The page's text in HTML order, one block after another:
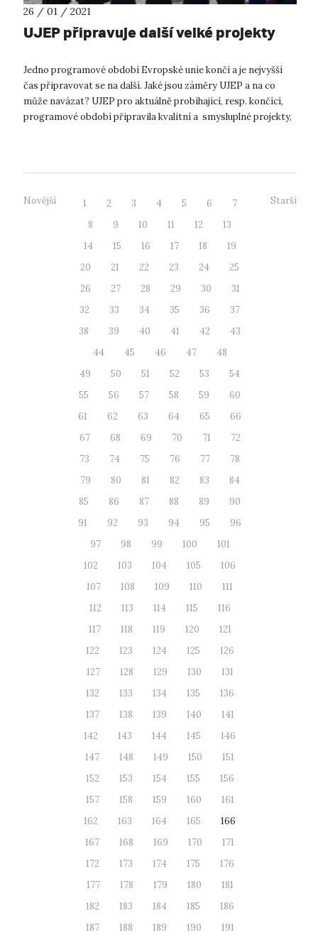
26 / 01 / 2021
UJEP připravuje další velké projekty
Jedno programové období Evropské unie končí a je nejvyšší
čas připravovat se na další. Jaké jsou záměry UJEP a na co
může navázat? UJEP pro aktuálně probíhající, resp. končící,
programové období připravila kvalitní a smysluplné projekty,
Novější 1 2 3 4 5 6
7
8
9 10 11 12
13
14
15 16 17 18
19
20
21 22 23 24
25
26
27 28 29 30
31
32
33 34 35 36
37
38
39 40 41 42
43
44
45 46 47
48
49
50 51 52 53
54
55
56 57 58 59
60
61
62 63 64 65
66
67
68 69 70 71
72
73
74 75 76 77
78
79
80 81 82 83
84
85
86 87 88 89
90
91
92 93 94 95
96
97
98 99 100
101
102
103 104 105
106
107
108 109 110
111
112
113 114 115
116
117
118 119 120
121
122
123 124 125
126
127
128 129 130
131
132
133 134 135
136
137
138 139 140
141
142
143 144 145
146
147
148 149 150
151
152
153 154 155
156
157
158 159 160
161
162
163 164 165
166
167
168 169 170
171
172
173 174 175
176
177
178 179 180
181
182
183 184 185
186
187
188 189 190
191
Starší